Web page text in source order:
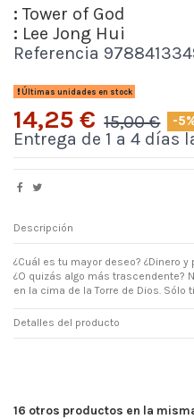
: Tower of God
: Lee Jong Hui
Referencia
Últimas unidades en stock
14,25 € 15,00 € -
Entrega de 1 a 4 días
Descripción
¿Cuál es tu mayor deseo? ¿Dinero y
¿O quizás algo más trascendente?
en la cima de la Torre de Dios. Sólo
Detalles del producto
16 otros productos en la